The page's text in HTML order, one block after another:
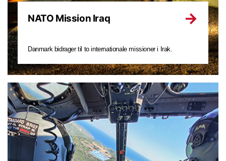
NATO Mission Iraq
Danmark bidrager til to internationale missioner i Irak.